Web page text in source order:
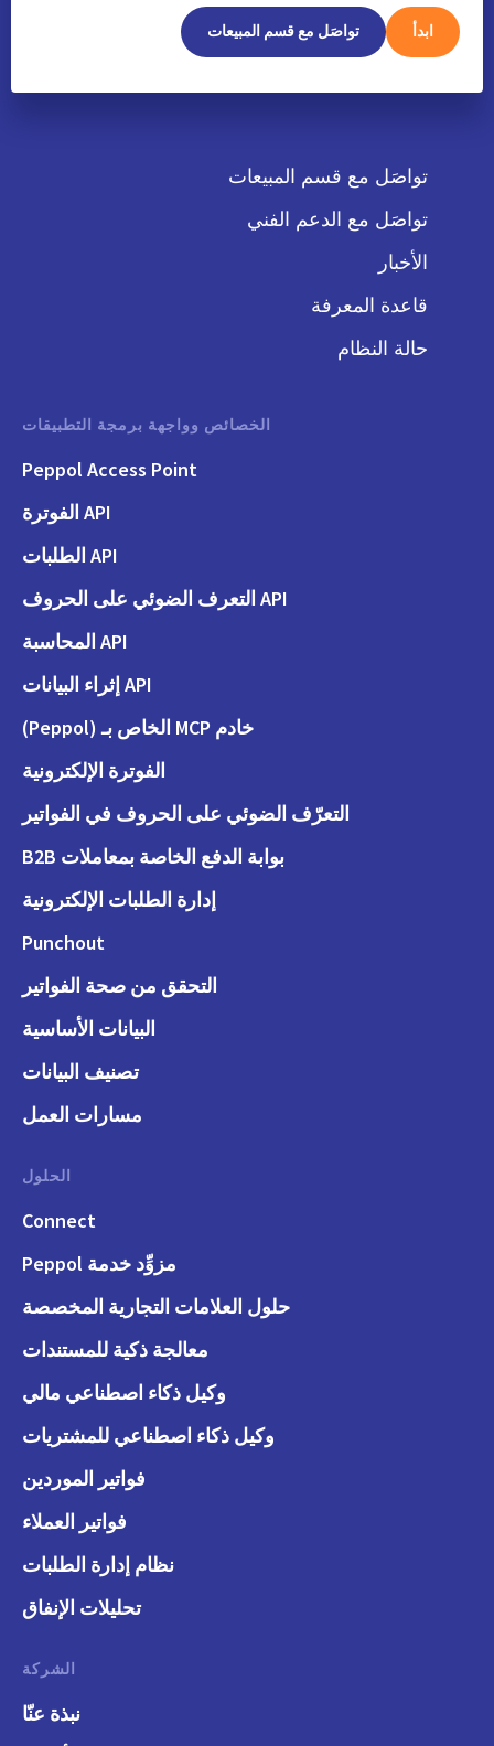
ابدأ تواصَل مع قسم المبيعات
تواصَل مع قسم المبيعات
تواصَل مع الدعم الفني
الأخبار
قاعدة المعرفة
حالة النظام
الخصائص وواجهة برمجة التطبيقات
Peppol Access Point
API الفوترة
API الطلبات
API التعرف الضوئي على الحروف
API المحاسبة
API إثراء البيانات
خادم MCP الخاص بـ (Peppol)
الفوترة الإلكترونية
التعرّف الضوئي على الحروف في الفواتير
بوابة الدفع الخاصة بمعاملات B2B
إدارة الطلبات الإلكترونية
Punchout
التحقق من صحة الفواتير
البيانات الأساسية
تصنيف البيانات
مسارات العمل
الحلول
Connect
مزوِّد خدمة Peppol
حلول العلامات التجارية المخصصة
معالجة ذكية للمستندات
وكيل ذكاء اصطناعي مالي
وكيل ذكاء اصطناعي للمشتريات
فواتير الموردين
فواتير العملاء
نظام إدارة الطلبات
تحليلات الإنفاق
الشركة
نبذة عنّا